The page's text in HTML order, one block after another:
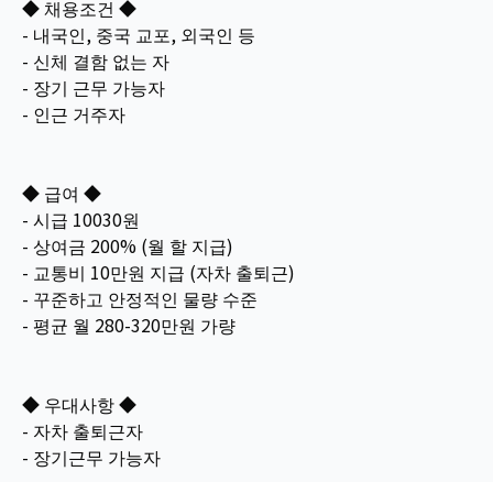
◆ 채용조건 ◆
- 내국인, 중국 교포, 외국인 등
- 신체 결함 없는 자
- 장기 근무 가능자
- 인근 거주자
◆ 급여 ◆
- 시급 10030원
- 상여금 200% (월 할 지급)
- 교통비 10만원 지급 (자차 출퇴근)
- 꾸준하고 안정적인 물량 수준
- 평균 월 280-320만원 가량
◆ 우대사항 ◆
- 자차 출퇴근자
- 장기근무 가능자